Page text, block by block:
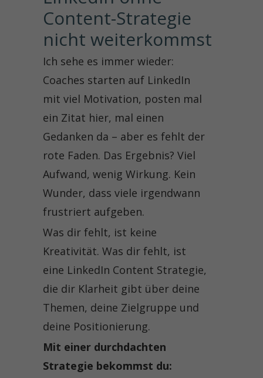
Content-Strategie
nicht weiterkommst
Ich sehe es immer wieder:
Coaches starten auf LinkedIn
mit viel Motivation, posten mal
ein Zitat hier, mal einen
Gedanken da – aber es fehlt der
rote Faden. Das Ergebnis? Viel
Aufwand, wenig Wirkung. Kein
Wunder, dass viele irgendwann
frustriert aufgeben.
Was dir fehlt, ist keine
Kreativität. Was dir fehlt, ist
eine LinkedIn Content Strategie,
die dir Klarheit gibt über deine
Themen, deine Zielgruppe und
deine Positionierung.
Mit einer durchdachten
Strategie bekommst du: